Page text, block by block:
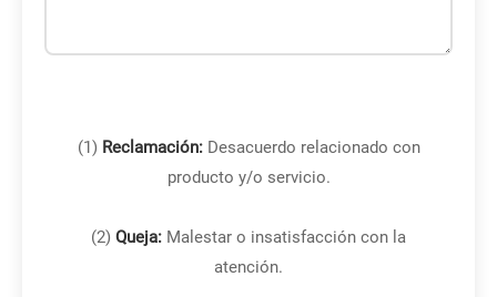
(1) Reclamación: Desacuerdo relacionado con
producto y/o servicio.
(2) Queja: Malestar o insatisfacción con la
atención.